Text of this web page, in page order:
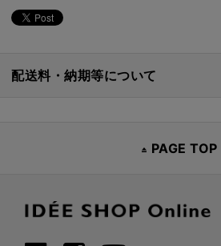
配送料・納期等について
PAGE TOP